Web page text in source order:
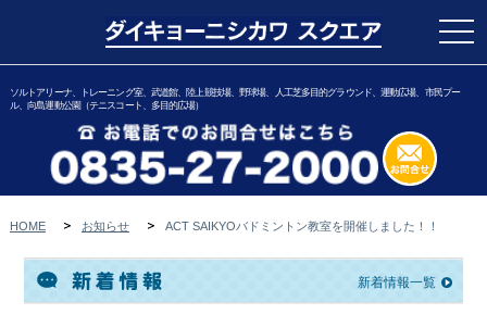
ソルトアリーナ、トレーニング室、武道館、陸上競技場、野球場、人工芝多目的グラウンド、運動広場、市民プー
ル、向島運動公園（テニスコート、多目的広場）
HOME お知らせ ACT SAIKYOバドミントン教室を開催しました！！
新着情報一覧